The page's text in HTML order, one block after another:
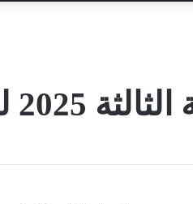
للطلاب